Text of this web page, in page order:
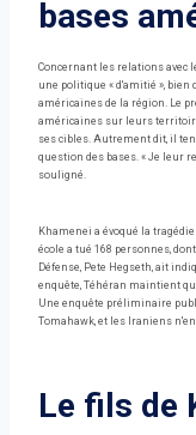
bases
Concernant les relations avec
une politique « d'amitié »,
américaines de la région. Le
américaines sur leurs
ses cibles. Autrement dit, il
question des bases. « Je leur
souligné.
Khamenei a évoqué la
école a tué 168 personnes,
Défense, Pete Hegseth, ait
enquête, Téhéran maintient
Une enquête préliminaire
Tomahawk, et les Iraniens
Le fils de